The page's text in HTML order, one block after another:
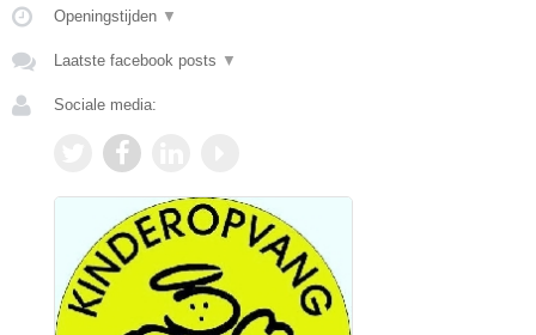
Openingstijden ▼
Laatste facebook posts ▼
Sociale media: